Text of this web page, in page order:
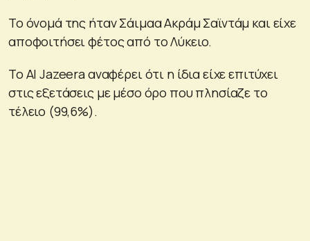
Το όνομά της ήταν Σάιμαα Ακράμ Σαϊντάμ και είχε
αποφοιτήσει φέτος από το Λύκειο.
Το Al Jazeera αναφέρει ότι η ίδια είχε επιτύχει
στις εξετάσεις με μέσο όρο που πλησίαζε το
τέλειο (99,6%).